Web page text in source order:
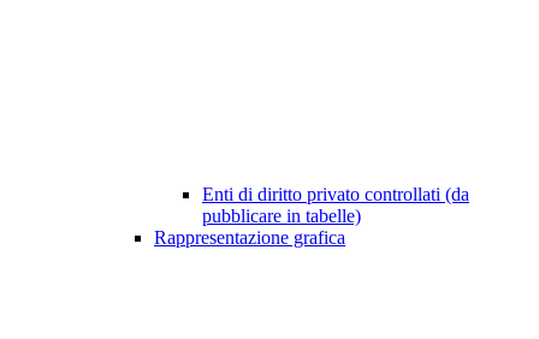
Enti di diritto privato controllati (da
pubblicare in tabelle)
Rappresentazione grafica